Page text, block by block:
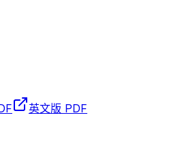
英文版 PDF